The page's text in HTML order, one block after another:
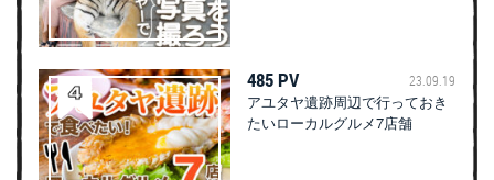
485 PV 23.09.19
アユタヤ遺跡周辺で行っておき
たいローカルグルメ7店舗